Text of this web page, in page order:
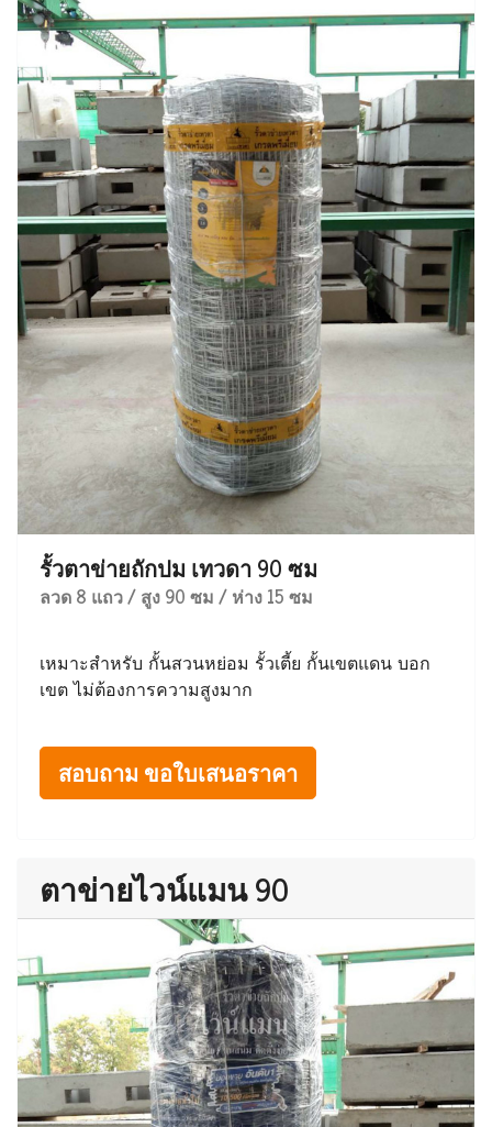
รั้วตาข่ายถักปม เทวดา 90 ซม
ลวด 8 แถว / สูง 90 ซม / ห่าง 15 ซม
เหมาะสำหรับ กั้นสวนหย่อม รั้วเตี้ย กั้นเขตแดน บอก
เขต ไม่ต้องการความสูงมาก
สอบถาม ขอใบเสนอราคา
ตาข่ายไวน์แมน 90